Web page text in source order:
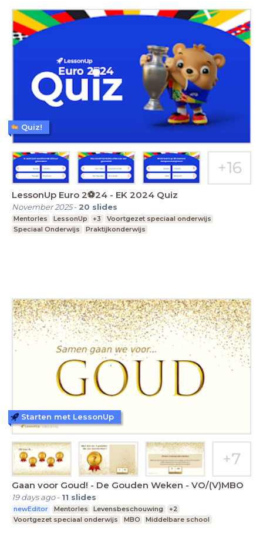
LessonUp Euro 2⚽️24 - EK 2024 Quiz
November 2025- 20 slides
Mentorles LessonUp +3
Voortgezet speciaal onderwijs
Speciaal Onderwijs
Praktijkonderwijs
Quiz!
Gaan voor Goud! - De Gouden Weken - VO/(V)MBO
19 days ago- 11 slides
newEditor Mentorles Levensbeschouwing
+2
Voortgezet speciaal onderwijs
MBO Middelbare school
Starten met LessonUp